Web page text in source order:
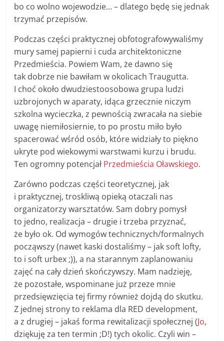
bo co wolno wojewodzie… – dlatego będę się jednak
trzymać przepisów.
Podczas części praktycznej obfotografowywaliśmy
mury samej papierni i cuda architektoniczne
Przedmieścia. Powiem Wam, że dawno się
tak dobrze nie bawiłam w okolicach Traugutta.
I choć około dwudziestoosobowa grupa ludzi
uzbrojonych w aparaty, idąca grzecznie niczym
szkolna wycieczka, z pewnością zwracała na siebie
uwagę niemiłosiernie, to po prostu miło było
spacerować wśród osób, które widziały to piękno
ukryte pod wiekowymi warstwami kurzu i brudu.
Ten ogromny potencjał Przedmieścia Oławskiego.
Zarówno podczas części teoretycznej, jak
i praktycznej, troskliwą opieką otaczali nas
organizatorzy warsztatów. Sam dobry pomysł
to jedno, realizacja – drugie i trzeba przyznać,
że było ok. Od wymogów technicznych/formalnych
począwszy (nawet kaski dostaliśmy – jak soft lofty,
to i soft urbex ;)), a na starannym zaplanowaniu
zajęć na cały dzień skończywszy. Mam nadzieję,
że pozostałe, wspominane już przeze mnie
przedsięwzięcia tej firmy również dojdą do skutku.
Z jednej strony to reklama dla RED development,
a z drugiej – jakaś forma rewitalizacji społecznej (Jo,
dziękuję za ten termin ;D!) tych okolic. Czyli win –